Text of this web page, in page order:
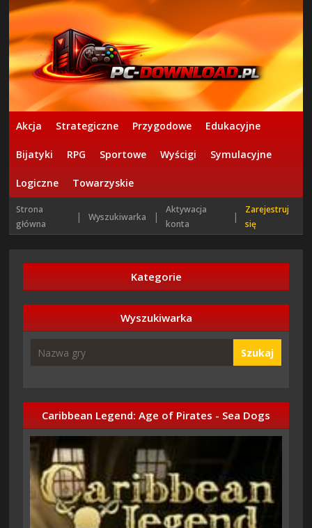
Akcja Strategiczne Przygodowe Edukacyjne
Bijatyki RPG Sportowe Wyścigi Symulacyjne
Logiczne Towarzyskie
Strona
główna
| Wyszukiwarka |
Aktywacja
konta
|
Zarejestruj
się
Kategorie
Wyszukiwarka
Szukaj
Caribbean Legend: Age of Pirates - Sea Dogs